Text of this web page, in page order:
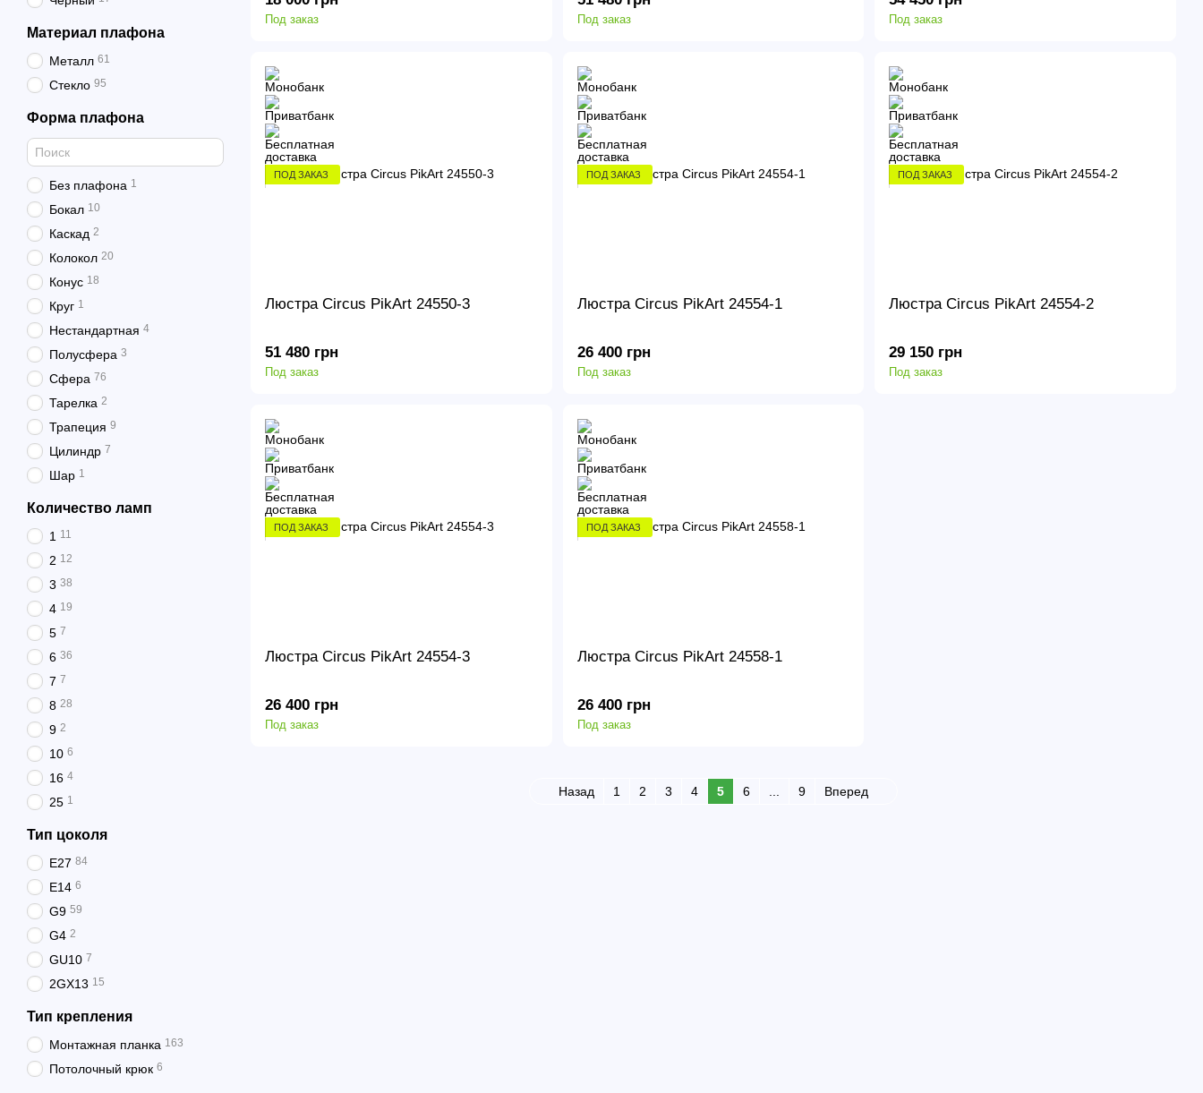
Под заказ Под заказ Под заказ
ПОД ЗАКАЗ
Люстра Circus PikArt 24550-3
51 480 грн
Под заказ
ПОД ЗАКАЗ
Люстра Circus PikArt 24554-1
26 400 грн
Под заказ
ПОД ЗАКАЗ
Люстра Circus PikArt 24554-2
29 150 грн
Под заказ
ПОД ЗАКАЗ
Люстра Circus PikArt 24554-3
26 400 грн
Под заказ
ПОД ЗАКАЗ
Люстра Circus PikArt 24558-1
26 400 грн
Под заказ
Назад 1 2 3 4 5 6 ... 9 Вперед
Материал плафона
Металл 61
Стекло 95
Форма плафона
Без плафона 1
Бокал 10
Каскад 2
Колокол 20
Конус 18
Круг 1
Нестандартная 4
Полусфера 3
Сфера 76
Тарелка 2
Трапеция 9
Цилиндр 7
Шар 1
Количество ламп
1 11
2 12
3 38
4 19
5 7
6 36
7 7
8 28
9 2
10 6
16 4
25 1
Тип цоколя
E27 84
E14 6
G9 59
G4 2
GU10 7
2GX13 15
Тип крепления
Монтажная планка 163
Потолочный крюк 6